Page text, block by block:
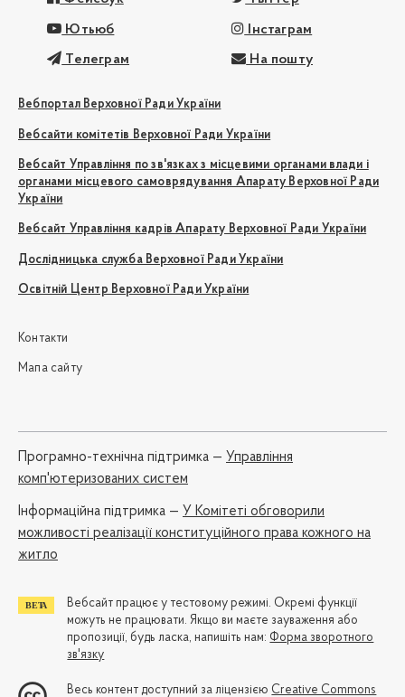
Ютьюб Інстаграм
Телеграм На пошту
Вебпортал Верховної Ради України
Вебсайти комітетів Верховної Ради України
Вебсайт Управління по зв'язках з місцевими органами влади і
органами місцевого самоврядування Апарату Верховної Ради
України
Вебсайт Управління кадрів Апарату Верховної Ради України
Дослідницька служба Верховної Ради України
Освітній Центр Верховної Ради України
Контакти
Мапа сайту
Програмно-технічна підтримка — Управління
комп'ютеризованих систем
Iнформаційна підтримка — У Комітеті обговорили
можливості реалізації конституційного права кожного на
житло
Вебсайт працює у тестовому режимі. Окремі функції
можуть не працювати. Якщо ви маєте зауваження або
пропозиції, будь ласка, напишіть нам: Форма зворотного
зв'язку
Весь контент доступний за ліцензією Creative Commons